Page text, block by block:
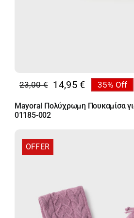
23,00€
Original
price
was:
14,95 €
Η
τρέχουσα
τιμή
14,95 €.
35% Off
Mayoral Πολύχρωμη Πουκαμίσα
01185-002
OFFER